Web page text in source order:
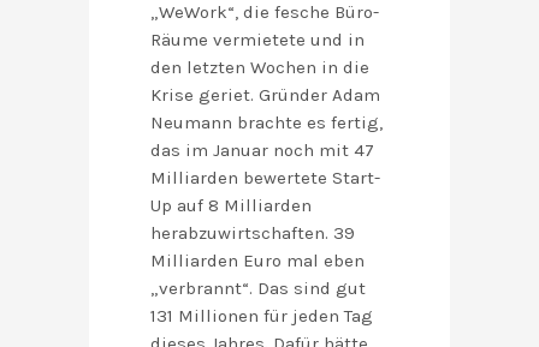
„WeWork“, die fesche Büro-
Räume vermietete und in
den letzten Wochen in die
Krise geriet. Gründer Adam
Neumann brachte es fertig,
das im Januar noch mit 47
Milliarden bewertete Start-
Up auf 8 Milliarden
herabzuwirtschaften. 39
Milliarden Euro mal eben
„verbrannt“. Das sind gut
131 Millionen für jeden Tag